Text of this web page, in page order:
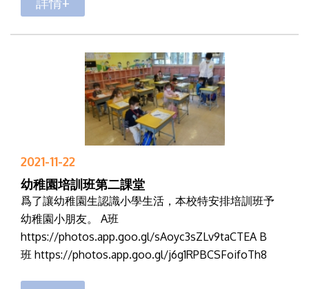
2021-11-22
幼稚園培訓班第二課堂
爲了讓幼稚園生認識小學生活，本校特安排培訓班予
幼稚園小朋友。 A班
https://photos.app.goo.gl/sAoyc3sZLv9taCTEA B
班 https://photos.app.goo.gl/j6g1RPBCSFoifoTh8